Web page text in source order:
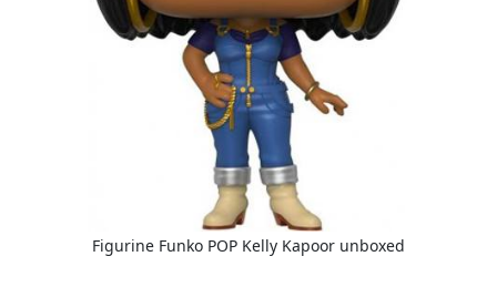
Figurine Funko POP Kelly Kapoor unboxed